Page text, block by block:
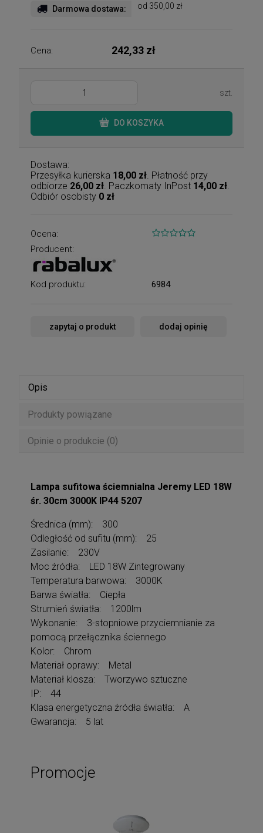
Darmowa dostawa: od 350,00 zł
Cena: 242,33 zł
szt.
DO KOSZYKA
Dostawa:
Przesyłka kurierska 18,00 zł . Płatność przy
odbiorze 26,00 zł . Paczkomaty InPost 14,00 zł
Odbiór osobisty 0 zł
Ocena:
Producent:
Kod produktu: 6984
zapytaj o produkt dodaj opinię
Opis
Produkty powiązane
Opinie o produkcie (0)
Lampa sufitowa ściemnialna Jeremy LED 18W
śr. 30cm 3000K IP44 5207
Średnica (mm): 300
Odległość od sufitu (mm): 25
Zasilanie: 230V
Moc źródła: LED 18W Zintegrowany
Temperatura barwowa: 3000K
Barwa światła: Ciepła
Strumień światła: 1200lm
Wykonanie: 3-stopniowe przyciemnianie za
pomocą przełącznika ściennego
Kolor: Chrom
Materiał oprawy: Metal
Materiał klosza: Tworzywo sztuczne
IP: 44
Klasa energetyczna źródła światła: A
Gwarancja: 5 lat
Promocje